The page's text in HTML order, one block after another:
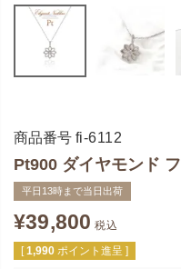
商品番号 fi-6112
Pt900 ダイヤモンド
平日13時まで当日出荷
¥39,800 税込
[ 1,990 ポイント進呈 ]